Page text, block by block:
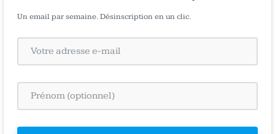
Un email par semaine. Désinscription en un clic.